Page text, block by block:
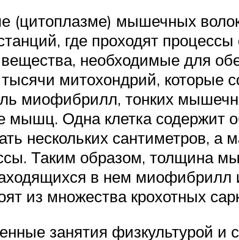
(цитоплазме) мышечных
где проходят
необходимые для
тысячи митохондрий,
миофибрилл, тонких
мышц. Одна клетка
нескольких сантиметров,
Таким образом, толщина
в нем
из множества крохотных
занятия физкультурой и